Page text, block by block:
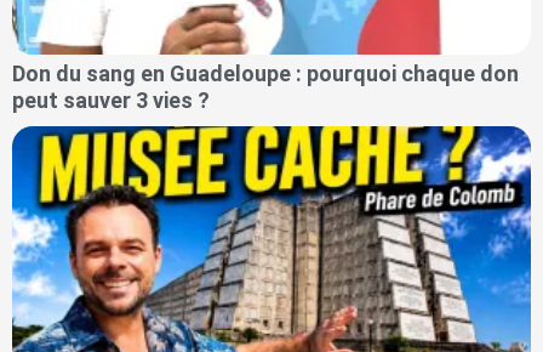
Don du sang en Guadeloupe : pourquoi chaque don
peut sauver 3 vies ?